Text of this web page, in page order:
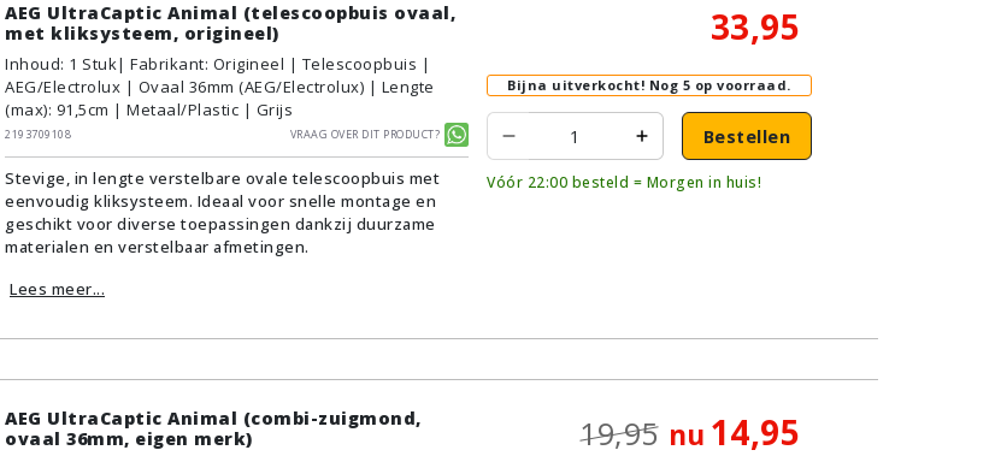
AEG UltraCaptic Animal (telescoopbuis ovaal,
met kliksysteem, origineel)
Inhoud: 1 Stuk| Fabrikant: Origineel | Telescoopbuis |
AEG/Electrolux | Ovaal 36mm (AEG/Electrolux) | Lengte
(max): 91,5cm | Metaal/Plastic | Grijs
2193709108
Vraag over dit product?
Stevige, in lengte verstelbare ovale telescoopbuis met
eenvoudig kliksysteem. Ideaal voor snelle montage en
geschikt voor diverse toepassingen dankzij duurzame
materialen en verstelbaar afmetingen.
Lees meer...
33,95
Bijna uitverkocht! Nog 5 op voorraad.
Bestellen
Vóór 22:00 besteld = Morgen in huis!
AEG UltraCaptic Animal (combi-zuigmond,
ovaal 36mm, eigen merk)
19,95 nu 14,95